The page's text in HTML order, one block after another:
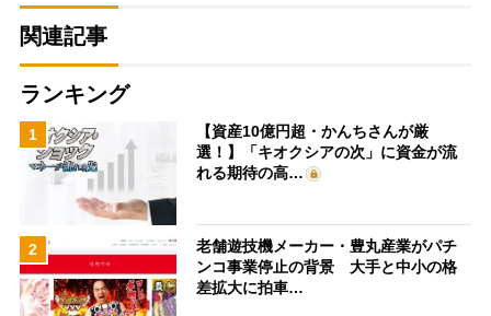
関連記事
ランキング
1
【資産10億円超・かんちさんが厳
選！】「キオクシアの次」に資金が流
れる期待の高…
2
老舗遊技機メーカー・豊丸産業がパチ
ンコ事業停止の背景 大手と中小の格
差拡大に拍車…